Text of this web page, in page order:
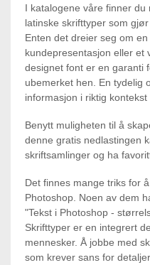
I katalogene våre finner du
latinske skrifttyper som
Enten det dreier seg om
kundepresentasjon eller et
designet font er en garanti
ubemerket hen. En tydelig
informasjon i riktig
Benytt muligheten til å
denne gratis nedlastingen
skriftsamlinger og ha
Det finnes mange triks for
Photoshop. Noen av dem
"Tekst i Photoshop -
Skrifttyper er en integrert
mennesker. Å jobbe med
som krever sans for